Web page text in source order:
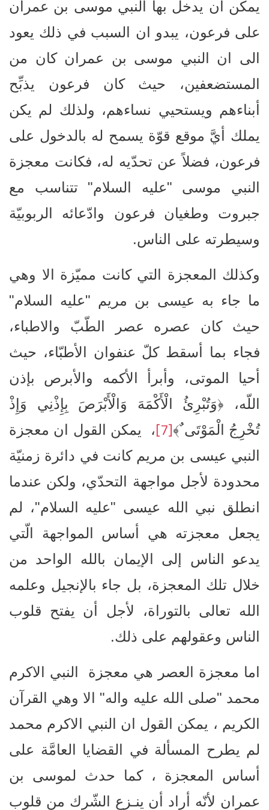
يمكن أن يدخل بها النبي موسى بن عمران
على فرعون، يبدو ان السبب في ذلك يعود
الى ان النبي موسى بن عمران كان من
المستضعفين، حيث كان فرعون يذبِّح
أبناءهم ويستحيي نساءهم، ولذلك لم يكن
يملك أيَّ موقع قوّة يسمح له بالدخول على
فرعون، فضلاً عن تحدّيه له، فكانت معجزة
النبي موسى "عليه السلام" تتناسب مع
جبروت وطغيان فرعون وادّعائه الربوبيّة
وسيطرته على الناس.
وكذلك المعجزة التي كانت مميّزة الا وهي
ما جاء به عيسى بن مريم "عليه السلام"
حيث كان عصره عصر الطّبّ والاطباء،
فجاء بما أسقط كلّ عنفوان الأطبّاء، حيث
أحيا الموتى، وأبرأ الأكمه والأبرص بإذن
اللّه، ﴿وَتُبْرِئُ الْأَكْمَهَ وَالْأَبْرَصَ بِإِذْنِي وَإِذْ
تُخْرِجُ الْمَوْتَى ٌ﴾[7]، يمكن القول ان معجزة
النبي عيسى بن مريم كانت في دائرة زمنيّة
محدودة لأجل مواجهة التحدّي، ولكن عندما
انطلق نبي الله عيسى "عليه السلام"، لم
يجعل معجزته هي أساس المواجهة الّتي
يدعو الناس إلى الإيمان بالله الواحد من
خلال تلك المعجزة، بل جاء بالإنجيل وعلمه
الله تعالى بالتوراة، لأجل أن يفتح قلوب
الناس وعقولهم على ذلك.
اما معجزة العصر هي معجزة النبي الاكرم
محمد "صلى الله عليه واله" الا وهي القرآن
الكريم ، يمكن القول ان النبي الاكرم محمد
لم يطرح المسألة في القضايا العامَّة على
أساس المعجزة ، كما حدث لموسى بن
عمران لأنّه أراد أن ينـزع الشّرك من قلوب